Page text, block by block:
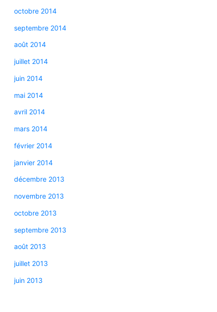
octobre 2014
septembre 2014
août 2014
juillet 2014
juin 2014
mai 2014
avril 2014
mars 2014
février 2014
janvier 2014
décembre 2013
novembre 2013
octobre 2013
septembre 2013
août 2013
juillet 2013
juin 2013